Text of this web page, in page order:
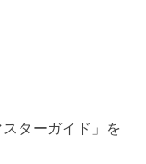
ターガイド」を